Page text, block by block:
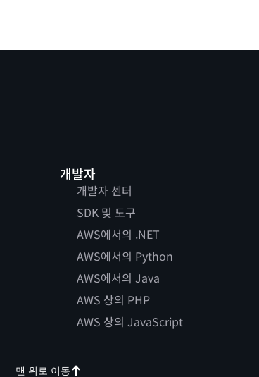
개발자
개발자 센터
SDK 및 도구
AWS에서의 .NET
AWS에서의 Python
AWS에서의 Java
AWS 상의 PHP
AWS 상의 JavaScript
맨 위로 이동